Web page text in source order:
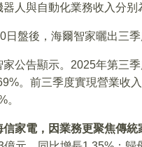
器人與自動化業務收入分别
日盤後，海爾智家曬出三
家公告顯示。2025年第三
。前三季度實現營業收
。
信家電，因業務更聚焦傳